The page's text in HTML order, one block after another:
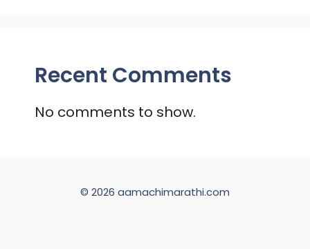
Recent Comments
No comments to show.
© 2026 aamachimarathi.com